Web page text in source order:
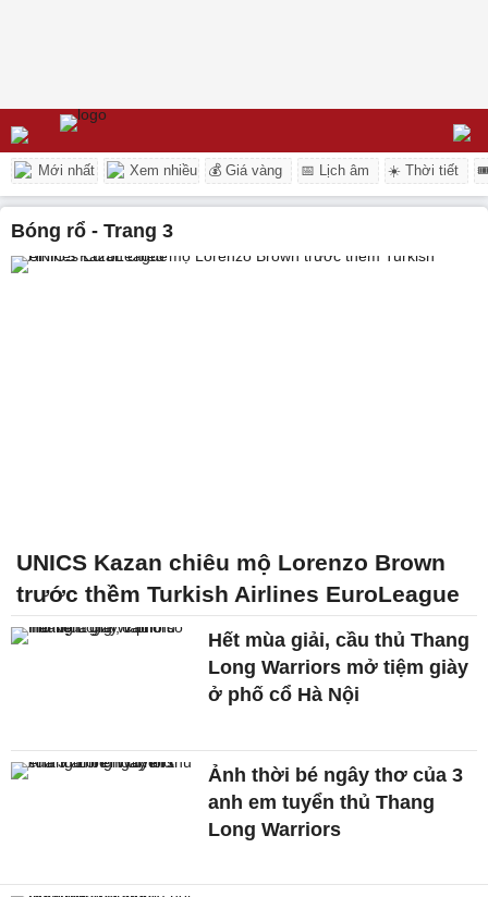
Mới nhất Xem nhiều 💰 Giá vàng 📅 Lịch âm ☀️ Thời tiết
bóng rổ - Trang 3
UNICS Kazan chiêu mộ Lorenzo Brown
trước thềm Turkish Airlines EuroLeague
Hết mùa giải, cầu thủ Thang
Long Warriors mở tiệm giày
ở phố cổ Hà Nội
Ảnh thời bé ngây thơ của 3
anh em tuyển thủ Thang
Long Warriors